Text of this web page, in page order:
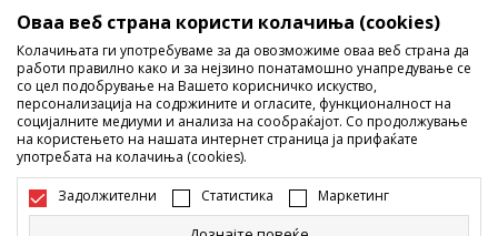
Не е дозволено превземање или користење на содржината од
интернет страните на Sport Vision, делумно или целосно a се
однесува на логоа, трговски марки, комерцијални содржини, ниту
истите да се отстапуваат на трети лица, јавно да се објавуваат или да
Оваа веб страна користи колачиња (cookies)
Колачињата ги употребуваме за да овозможиме оваа веб страна да
работи правилно како и за нејзино понатамошно унапредување се
со цел подобрување на Вашето корисничко искуство,
персонализација на содржините и огласите, функционалност на
социјалните медиуми и анализа на сообраќајот. Со продолжување
на користењето на нашата интернет страница ја прифаќате
употребата на колачиња (cookies).
Задолжителни Статистика Маркетинг